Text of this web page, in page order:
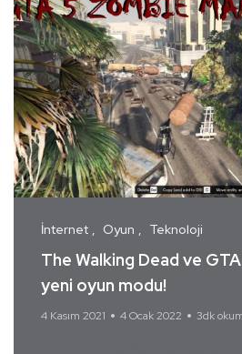
İnternet Oyun Teknoloji
The Walking Dead ve
yeni oyun modu!
4 Kasım 2021 4 Ocak 2022 3dk